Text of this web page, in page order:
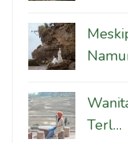
Terl…